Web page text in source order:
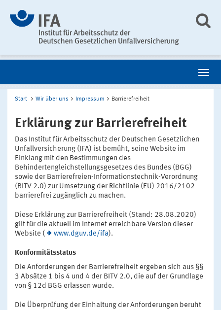
Start Wir über uns Impressum Barrierefreiheit
Erklärung zur Barrierefreiheit
Das Institut für Arbeitsschutz der Deutschen Gesetzlichen
Unfallversicherung (IFA) ist bemüht, seine Website im
Einklang mit den Bestimmungen des
Behindertengleichstellungsgesetzes des Bundes (BGG)
sowie der Barrierefreien-Informationstechnik-Verordnung
(BITV 2.0) zur Umsetzung der Richtlinie (EU) 2016/2102
barrierefrei zugänglich zu machen.
Diese Erklärung zur Barrierefreiheit (Stand: 28.08.2020)
gilt für die aktuell im Internet erreichbare Version dieser
Website (
www.dguv.de/ifa).
Konformitätsstatus
Die Anforderungen der Barrierefreiheit ergeben sich aus §§
3 Absätze 1 bis 4 und 4 der BITV 2.0, die auf der Grundlage
von § 12d BGG erlassen wurde.
Die Überprüfung der Einhaltung der Anforderungen beruht